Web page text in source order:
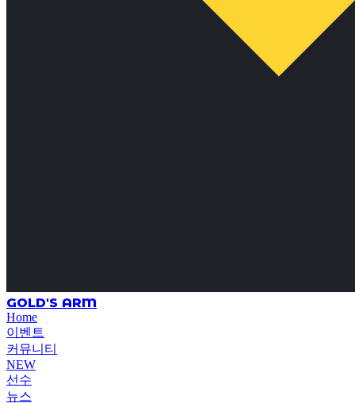
GOLD'S ARM
Home
이벤트
커뮤니티
NEW
선수
뉴스